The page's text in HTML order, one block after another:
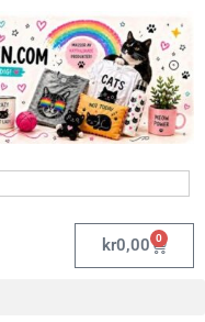
kr0,00 0